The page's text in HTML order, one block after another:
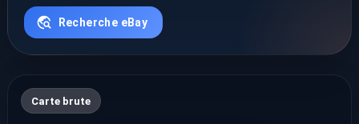
Recherche eBay
Carte brute